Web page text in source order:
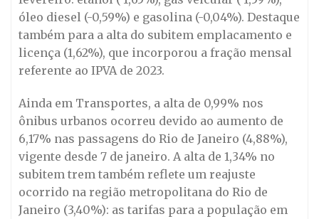
óleo diesel (-0,59%) e gasolina (-0,04%). Destaque
também para a alta do subitem emplacamento e
licença (1,62%), que incorporou a fração mensal
referente ao IPVA de 2023.
Ainda em Transportes, a alta de 0,99% nos
ônibus urbanos ocorreu devido ao aumento de
6,17% nas passagens do Rio de Janeiro (4,88%),
vigente desde 7 de janeiro. A alta de 1,34% no
subitem trem também reflete um reajuste
ocorrido na região metropolitana do Rio de
Janeiro (3,40%): as tarifas para a população em